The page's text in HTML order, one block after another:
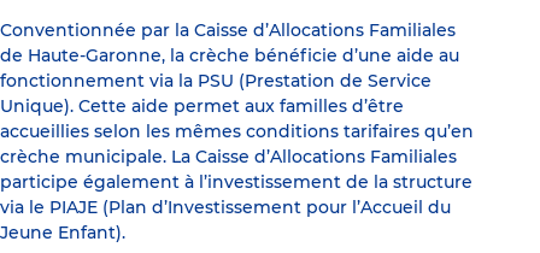
Conventionnée par la Caisse d’Allocations Familiales
de Haute-Garonne, la crèche bénéficie d’une aide au
fonctionnement via la PSU (Prestation de Service
Unique). Cette aide permet aux familles d’être
accueillies selon les mêmes conditions tarifaires qu’en
crèche municipale. La Caisse d’Allocations Familiales
participe également à l’investissement de la structure
via le PIAJE (Plan d’Investissement pour l’Accueil du
Jeune Enfant).